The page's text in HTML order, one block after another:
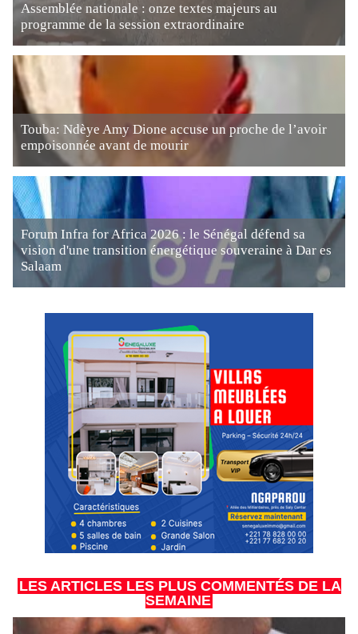
Assemblée nationale : onze textes majeurs au
programme de la session extraordinaire
Touba: Ndèye Amy Dione accuse un proche de l’avoir
empoisonnée avant de mourir
Forum Infra for Africa 2026 : le Sénégal défend sa
vision d'une transition énergétique souveraine à Dar es
Salaam
LES ARTICLES LES PLUS COMMENTÉS DE LA
SEMAINE